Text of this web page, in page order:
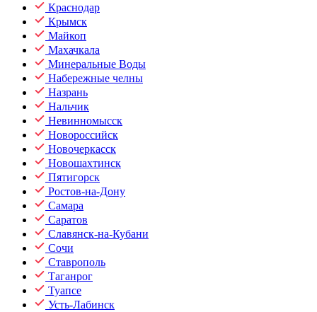
Краснодар
Крымск
Майкоп
Махачкала
Минеральные Воды
Набережные челны
Назрань
Нальчик
Невинномысск
Новороссийск
Новочеркасск
Новошахтинск
Пятигорск
Ростов-на-Дону
Самара
Саратов
Славянск-на-Кубани
Сочи
Ставрополь
Таганрог
Туапсе
Усть-Лабинск